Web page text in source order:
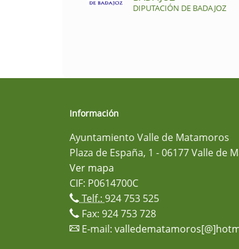
DIPUTACIÓN DE BADAJOZ
Información
Ayuntamiento Valle de Matamoros
Plaza de España, 1 - 06177 Valle de
Ver mapa
CIF: P0614700C
Telf.: 924 753 525
Fax: 924 753 728
E-mail: